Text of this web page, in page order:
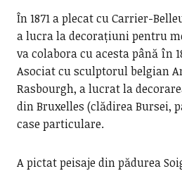
În 1871 a plecat cu Carrier-
a lucra la decorațiuni pentru
va colabora cu acesta până în
Asociat cu sculptorul belgian
Rasbourgh, a lucrat la
din Bruxelles (clădirea Bursei,
case particulare.
A pictat peisaje din pădurea